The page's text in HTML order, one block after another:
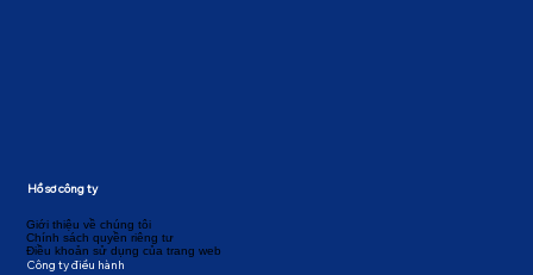
Giới thiệu về chúng tôi
Chính sách quyền riêng tư
Điều khoản sử dụng của trang web
Công ty điều hành
Hồ sơ công ty